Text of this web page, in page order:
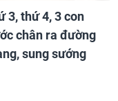
3, thứ 4, 3 con
chân ra đường
sung sướng